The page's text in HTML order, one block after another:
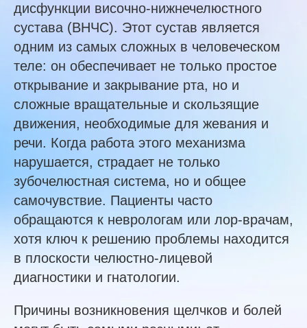
дисфункции височно-нижнечелюстного
сустава (ВНЧС). Этот сустав является
одним из самых сложных в человеческом
теле: он обеспечивает не только простое
открывание и закрывание рта, но и
сложные вращательные и скользящие
движения, необходимые для жевания и
речи. Когда работа этого механизма
нарушается, страдает не только
зубочелюстная система, но и общее
самочувствие. Пациенты часто
обращаются к неврологам или лор-врачам,
хотя ключ к решению проблемы находится
в плоскости челюстно-лицевой
диагностики и гнатологии.
Причины возникновения щелчков и болей